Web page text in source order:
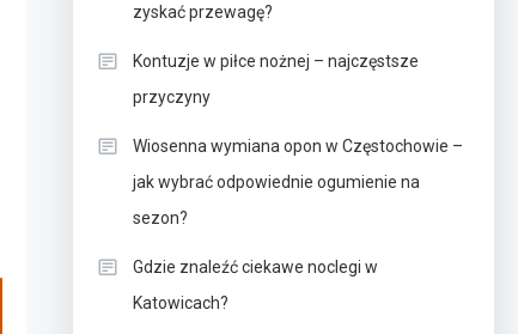
zyskać przewagę?
Kontuzje w piłce nożnej – najczęstsze
przyczyny
Wiosenna wymiana opon w Częstochowie –
jak wybrać odpowiednie ogumienie na
sezon?
Gdzie znaleźć ciekawe noclegi w
Katowicach?